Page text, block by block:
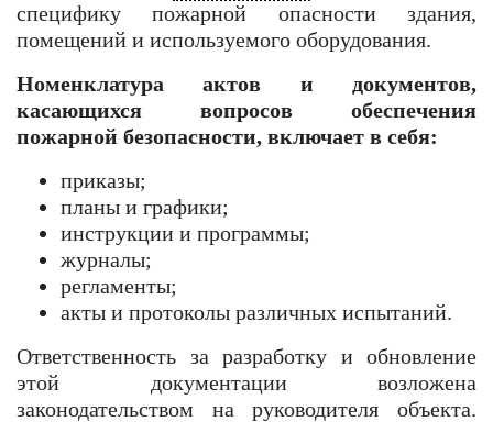
специфику пожарной опасности здания,
помещений и используемого оборудования.
Номенклатура актов и документов,
касающихся вопросов обеспечения
пожарной безопасности, включает в себя:
приказы;
планы и графики;
инструкции и программы;
журналы;
регламенты;
акты и протоколы различных испытаний.
Ответственность за разработку и обновление
этой документации возложена
законодательством на руководителя объекта.